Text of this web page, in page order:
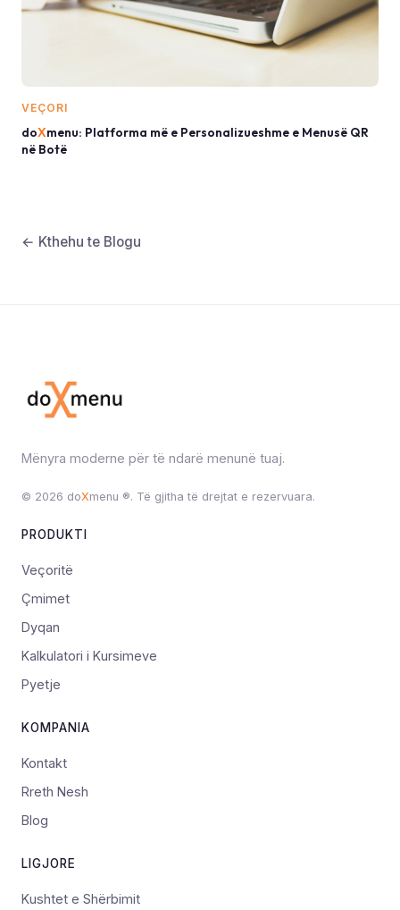
VEÇORI
doXmenu: Platforma më e Personalizueshme e Menusë QR
në Botë
← Kthehu te Blogu
Mënyra moderne për të ndarë menunë tuaj.
© 2026 doXmenu ®. Të gjitha të drejtat e rezervuara.
PRODUKTI
Veçoritë
Çmimet
Dyqan
Kalkulatori i Kursimeve
Pyetje
KOMPANIA
Kontakt
Rreth Nesh
Blog
LIGJORE
Kushtet e Shërbimit